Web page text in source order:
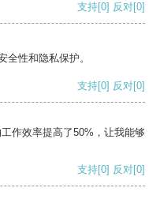
支持[0] 反对[0]
性和隐私保护。
支持[0] 反对[0]
作效率提高了50%，让我能够
支持[0] 反对[0]